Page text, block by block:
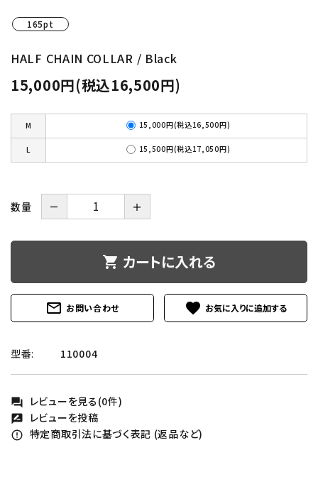
165pt
HALF CHAIN COLLAR / Black
15,000円(税込16,500円)
M 15,000円(税込16,500円)
L 15,500円(税込17,050円)
数量 － ＋
shopping_cart カートに入れる
mail_outline お問い合わせ favorite
型番: 110004
forum レビューを見る(0件)
rate_review レビューを投稿
error_outline 特定商取引法に基づく表記 (返品など)